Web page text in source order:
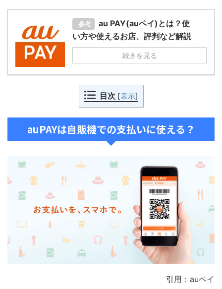
参考
au PAY(auペイ)とは？使
い方や使えるお店、評判など解説
続きを見る
目次 [表示]
auPAYは自販機での支払いに使える？
引用：auペイ